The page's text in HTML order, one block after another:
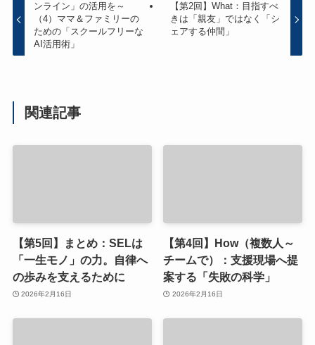
ンライン」の活用を～
（4）ママ＆ファミリーの
ための「スクールフリーな
AI活用術」
【第2回】What：目指すべ
きは「親友」ではなく「シ
ェアする仲間」
関連記事
【第5回】まとめ：SELは
「一生モノ」の力。自律へ
の歩みを支えるために
2026年2月16日
【第4回】How（複数人～
チームで）：支援現場へ提
案する「失敗の科学」
2026年2月16日